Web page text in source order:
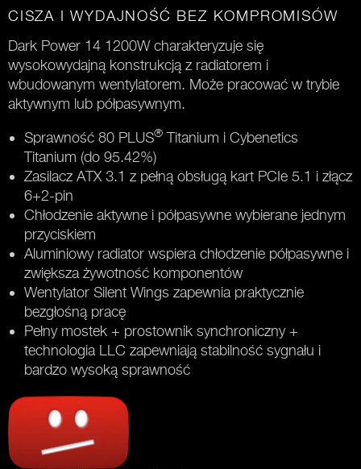
CISZA I WYDAJNOŚĆ BEZ KOMPROMISÓW
Dark Power 14 1200W charakteryzuje się
wysokowydajną konstrukcją z radiatorem i
wbudowanym wentylatorem. Może pracować w trybie
aktywnym lub półpasywnym.
Sprawność 80 PLUS® Titanium i Cybenetics
Titanium (do 95.42%)
Zasilacz ATX 3.1 z pełną obsługą kart PCIe 5.1 i złącz
6+2-pin
Chłodzenie aktywne i półpasywne wybierane jednym
przyciskiem
Aluminiowy radiator wspiera chłodzenie półpasywne i
zwiększa żywotność komponentów
Wentylator Silent Wings zapewnia praktycznie
bezgłośną pracę
Pełny mostek + prostownik synchroniczny +
technologia LLC zapewniają stabilność sygnału i
bardzo wysoką sprawność